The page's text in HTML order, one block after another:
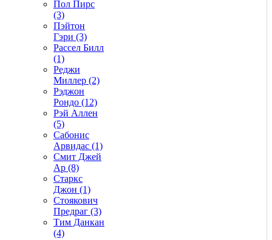
Пол Пирс
(3)
Пэйтон
Гэри (3)
Рассел Билл
(1)
Реджи
Миллер (2)
Рэджон
Рондо (12)
Рэй Аллен
(5)
Сабонис
Арвидас (1)
Смит Джей
Ар (8)
Старкс
Джон (1)
Стоякович
Предраг (3)
Тим Данкан
(4)